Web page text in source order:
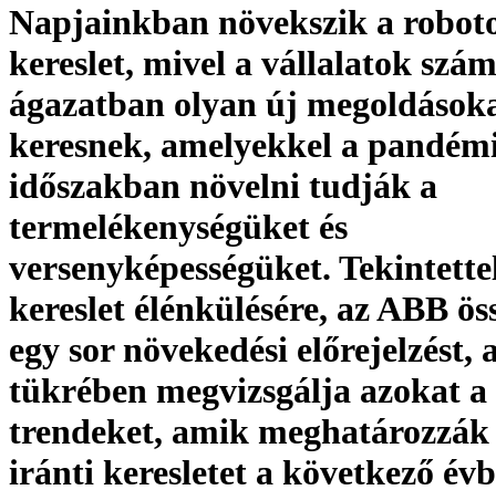
Napjainkban növekszik a
kereslet, mivel a vállalatok
ágazatban olyan új
keresnek, amelyekkel a
időszakban növelni tudják a
termelékenységüket és
versenyképességüket.
kereslet élénkülésére, az ABB
egy sor növekedési előrejelzést,
tükrében megvizsgálja azokat
trendeket, amik
iránti keresletet a következő